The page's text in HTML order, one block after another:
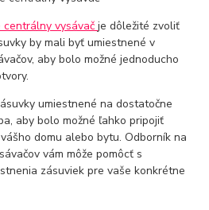
centrálny vysávačje dôležité zvoliť
by mali byť umiestnené v
aby bolo možné jednoducho
umiestnené na dostatočne
aby bolo možné ľahko pripojiť
domu alebo bytu. Odborník na
vám môže pomôcť s
zásuviek pre vaše konkrétne